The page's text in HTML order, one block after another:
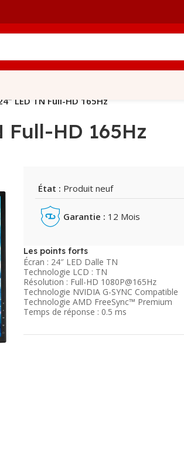
LED TN Full-HD 165Hz
Full-HD 165Hz
État : Produit neuf
Garantie : 12 Mois
Les points forts
Écran : 24″ LED Dalle TN
Technologie LCD : TN
Résolution : Full-HD 1080P@165Hz
Technologie NVIDIA G-SYNC Compatible
Technologie AMD FreeSync™ Premium
Temps de réponse : 0.5 ms